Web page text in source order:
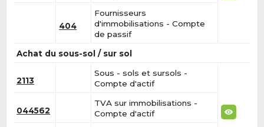
404
Fournisseurs
d'immobilisations - Compte
de passif
Achat du sous-sol / sur sol
2113
Sous - sols et sursols -
Compte d'actif
044562
TVA sur immobilisations -
Compte d'actif